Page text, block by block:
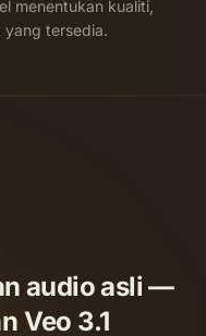
menentukan kualiti,
yang tersedia.
audio asli —
Veo 3.1